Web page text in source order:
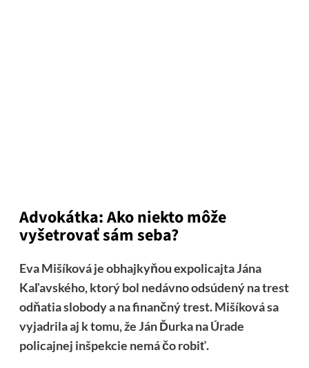
Advokátka: Ako niekto môže
vyšetrovať sám seba?
Eva Mišíková je obhajkyňou expolicajta Jána
Kaľavského, ktorý bol nedávno odsúdený na trest
odňatia slobody a na finančný trest. Mišíková sa
vyjadrila aj k tomu, že Ján Ďurka na Úrade
policajnej inšpekcie nemá čo robiť.